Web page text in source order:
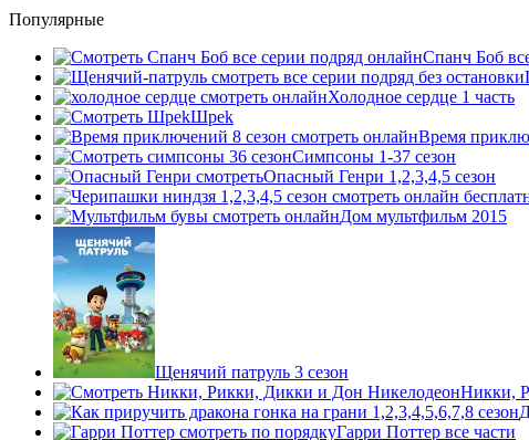
Популярные
Спанч Боб
Холодное сердце 1 часть
Шpek
Время
Симпсоны 1-37 сезон
Опасный Генри 1,2,3,4,5 сезон
Дом мультфильм 2015
Щенячий патруль 3 сезон
Никки,
Гарри Поттер все части